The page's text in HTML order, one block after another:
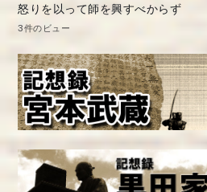
怒りを以って師を興すべからず
3件のビュー